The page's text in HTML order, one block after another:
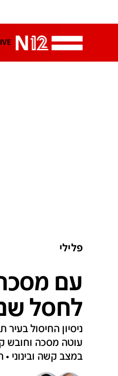
פלילי
עם
לחסל
ניסיון החיסול
עוטה מסכה וחובש
במצב קשה ובינוני